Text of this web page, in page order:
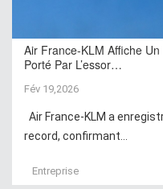
Air France-KLM Affiche
Porté Par L’essor…
Fév 19,2026
Air France-KLM a
record, confirmant...
Entreprise